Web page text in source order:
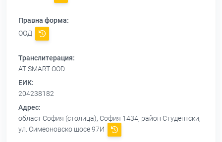
Правна форма:
ООД
Транслитерация:
AT SMART OOD
ЕИК:
204238182
Адрес:
област София (столица), София 1434, район Студентски,
ул. Симеоновско шосе 97И